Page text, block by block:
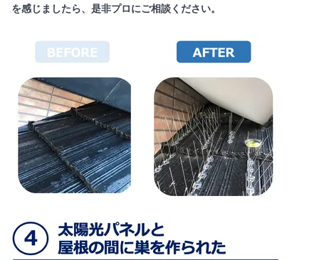
を感じましたら、是非プロにご相談ください。